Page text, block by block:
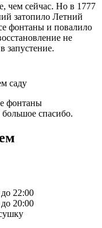
чем сейчас. Но в 1777
затопило Летний
фонтаны и повалило
не
запустение.
саду
фонтаны
большое спасибо.
22:00
20:00